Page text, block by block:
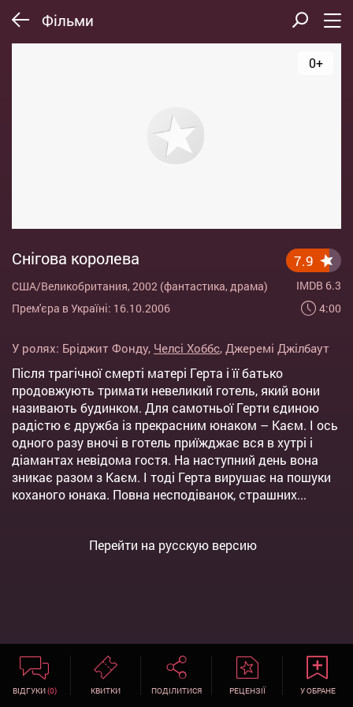
Фільми
0+
Снігова королева
США/Великобритания, 2002 (фантастика, драма)
Прем'єра в Україні: 16.10.2006
7.9
IMDB 6.3
4:00
У ролях: Бріджит Фонду, Челсі Хоббс, Джеремі Джілбаут
Після трагічної смерті матері Герта і її батько
продовжують тримати невеликий готель, який вони
називають будинком. Для самотньої Герти єдиною
радістю є дружба із прекрасним юнаком – Каєм. І ось
одного разу вночі в готель приїжджає вся в хутрі і
діамантах невідома гостя. На наступний день вона
зникає разом з Каєм. І тоді Герта вирушає на пошуки
коханого юнака. Повна несподіванок, страшних...
Перейти на русскую версию
ВІДГУКИ(0) КВИТКИ ПОДІЛИТИСЯ РЕЦЕНЗІЇ У ОБРАНЕ